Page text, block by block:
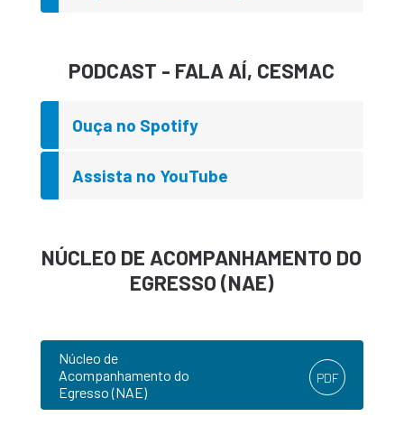
PODCAST - FALA AÍ, CESMAC
Ouça no Spotify
Assista no YouTube
NÚCLEO DE ACOMPANHAMENTO DO
EGRESSO (NAE)
Núcleo de
Acompanhamento do
Egresso (NAE)
PDF